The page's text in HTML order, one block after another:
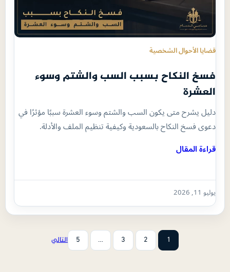
قضايا الأحوال الشخصية
فسخ النكاح بسبب السب والشتم وسوء
العشرة
دليل يشرح متى يكون السب والشتم وسوء العشرة سببًا مؤثرًا في
دعوى فسخ النكاح بالسعودية وكيفية تنظيم الملف والأدلة.
قراءة المقال
يوليو 11, 2026
1
2
3
…
5 التالي